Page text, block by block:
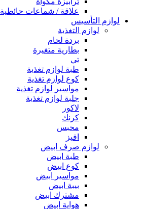
علاقة / شماعات حائطية
لوازم التأسيس
لوازم التغذية
بردة لحام
بطارية متغيرة
تي
طبة لوازم تغذية
كوع لوازم تغذية
مواسير لوازم تغذية
جلبة لوازم تغذية
لاكور
كرنك
محبس
افيز
لوازم صرف ابيض
طبة ابيض
كوع ابيض
مواسير ابيض
بيبة ابيض
مشترك ابيض
هواية ابيض